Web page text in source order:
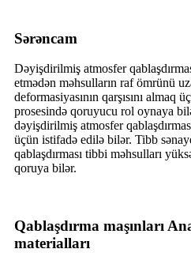
Sərəncam
Dəyişdirilmiş atmosfer
etmədən məhsulların raf ömrünü
deformasiyasının qarşısını almaq
prosesində qoruyucu rol oynaya
dəyişdirilmiş atmosfer
üçün istifadə edilə bilər. Tibb
qablaşdırması tibbi məhsulları
qoruya bilər.
Qablaşdırma maşınları
materialları